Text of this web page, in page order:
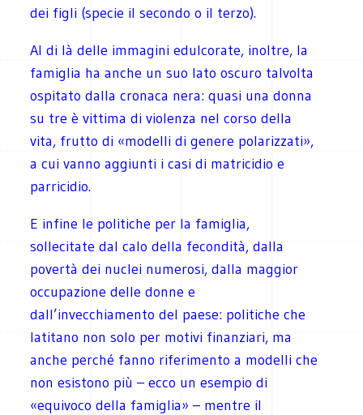
dei figli (specie il secondo o il terzo).
Al di là delle immagini edulcorate, inoltre, la
famiglia ha anche un suo lato oscuro talvolta
ospitato dalla cronaca nera: quasi una donna
su tre è vittima di violenza nel corso della
vita, frutto di «modelli di genere polarizzati»,
a cui vanno aggiunti i casi di matricidio e
parricidio.
E infine le politiche per la famiglia,
sollecitate dal calo della fecondità, dalla
povertà dei nuclei numerosi, dalla maggior
occupazione delle donne e
dall’invecchiamento del paese: politiche che
latitano non solo per motivi finanziari, ma
anche perché fanno riferimento a modelli che
non esistono più – ecco un esempio di
«equivoco della famiglia» – mentre il